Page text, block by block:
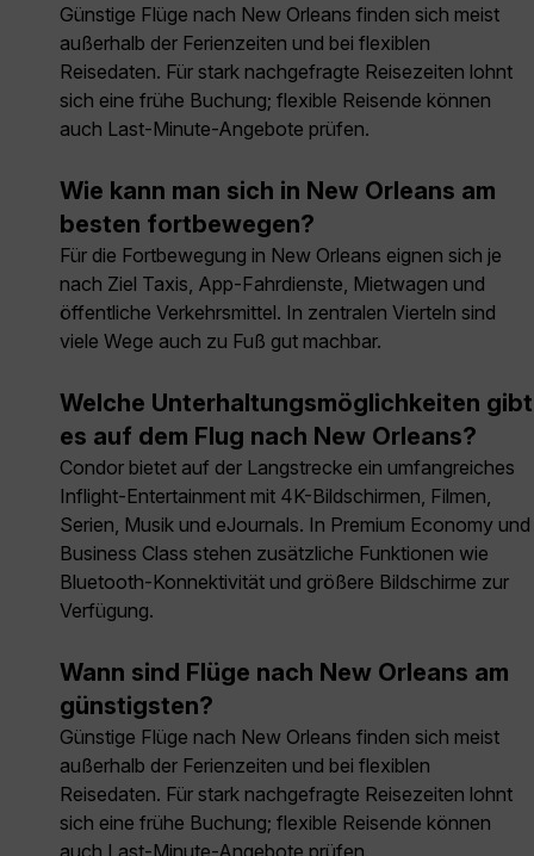
Günstige Flüge nach New Orleans finden sich meist
außerhalb der Ferienzeiten und bei flexiblen
Reisedaten. Für stark nachgefragte Reisezeiten lohnt
sich eine frühe Buchung; flexible Reisende können
auch Last-Minute-Angebote prüfen.
Wie kann man sich in New Orleans am
besten fortbewegen?
Für die Fortbewegung in New Orleans eignen sich je
nach Ziel Taxis, App-Fahrdienste, Mietwagen und
öffentliche Verkehrsmittel. In zentralen Vierteln sind
viele Wege auch zu Fuß gut machbar.
Welche Unterhaltungsmöglichkeiten gibt
es auf dem Flug nach New Orleans?
Condor bietet auf der Langstrecke ein umfangreiches
Inflight-Entertainment mit 4K-Bildschirmen, Filmen,
Serien, Musik und eJournals. In Premium Economy und
Business Class stehen zusätzliche Funktionen wie
Bluetooth-Konnektivität und größere Bildschirme zur
Verfügung.
Wann sind Flüge nach New Orleans am
günstigsten?
Günstige Flüge nach New Orleans finden sich meist
außerhalb der Ferienzeiten und bei flexiblen
Reisedaten. Für stark nachgefragte Reisezeiten lohnt
sich eine frühe Buchung; flexible Reisende können